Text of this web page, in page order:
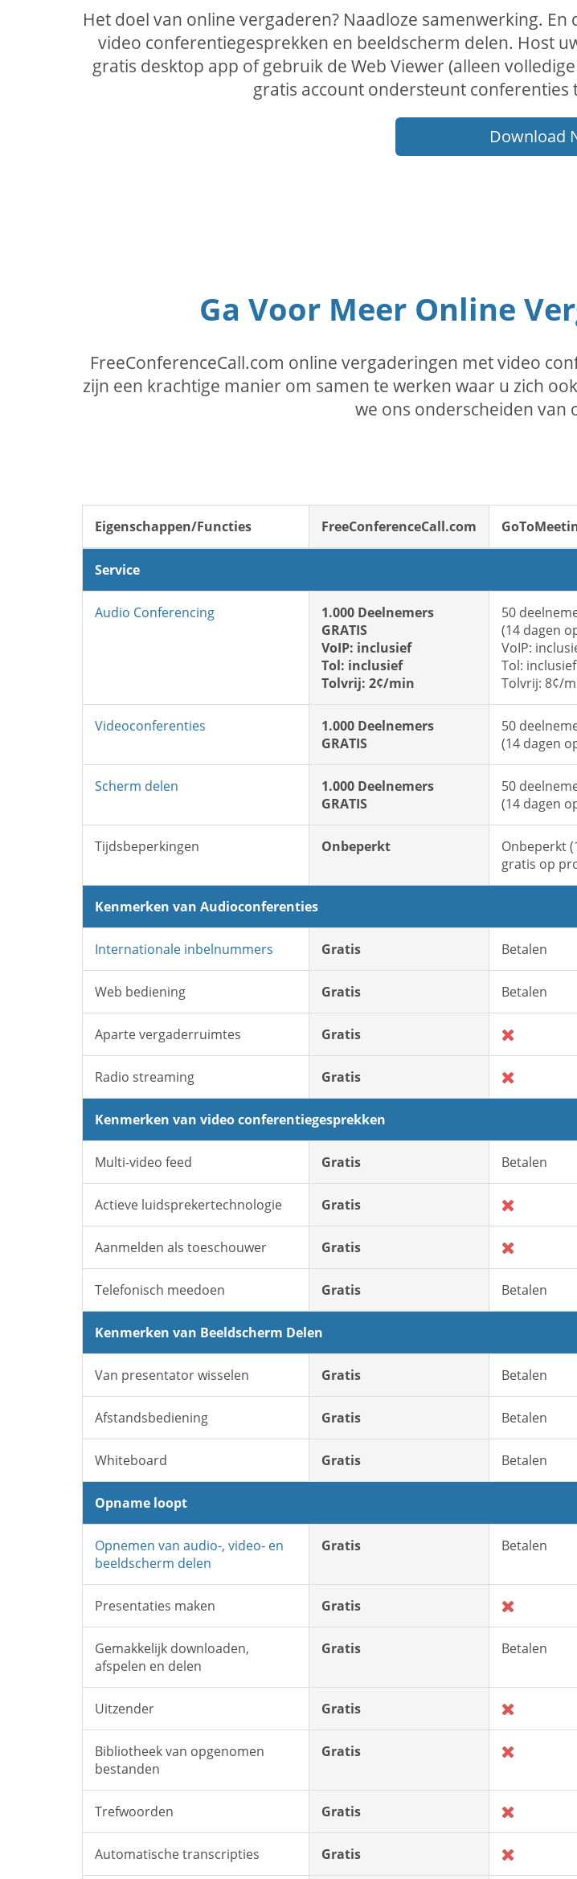
Het doel van online vergaderen? Naadloze samenwerking.
video conferentiegesprekken en beeldscherm delen. Host
gratis desktop app of gebruik de Web Viewer (alleen
gratis account ondersteunt
Download
Ga Voor Meer Online
FreeConferenceCall.com online vergaderingen met video
zijn een krachtige manier om samen te werken waar u zich
we ons onderscheiden van
Eigenschappen/Functies FreeConferenceCall.com
Service
Audio Conferencing
1.000 Deelnemers
GRATIS
VoIP: inclusief
Tol: inclusief
Tolvrij: 2¢/min
50
(14 dagen
VoIP:
Tol: inclusief
Tolvrij: 8¢/
Videoconferenties
1.000 Deelnemers
GRATIS
50
(14 dagen
Scherm delen
1.000 Deelnemers
GRATIS
50
(14 dagen
Tijdsbeperkingen Onbeperkt
Onbeperkt
gratis op
Kenmerken van Audioconferenties
Internationale inbelnummers Gratis Betalen
Web bediening Gratis Betalen
Aparte vergaderruimtes Gratis
Radio streaming Gratis
Kenmerken van video conferentiegesprekken
Multi-video feed Gratis Betalen
Actieve luidsprekertechnologie Gratis
Aanmelden als toeschouwer Gratis
Telefonisch meedoen Gratis Betalen
Kenmerken van Beeldscherm Delen
Van presentator wisselen Gratis Betalen
Afstandsbediening Gratis Betalen
Whiteboard Gratis Betalen
Opname loopt
Opnemen van audio-, video- en
beeldscherm delen
Gratis Betalen
Presentaties maken Gratis
Gemakkelijk downloaden,
afspelen en delen
Gratis Betalen
Uitzender Gratis
Bibliotheek van opgenomen
bestanden
Gratis
Trefwoorden Gratis
Automatische transcripties Gratis